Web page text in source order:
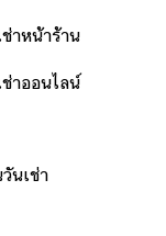
าหน้าร้าน
าออนไลน์
นเช่า